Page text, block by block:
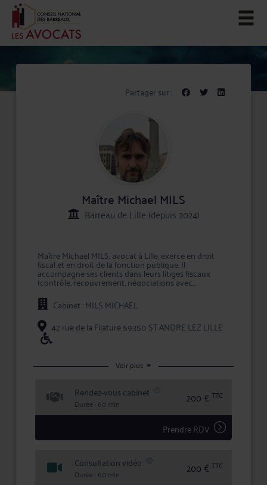
Partager sur :
Maître Michael MILS
Barreau de Lille (depuis 2024)
Maître Michael MILS, avocat à Lille, exerce en droit
fiscal et en droit de la fonction publique. Il
accompagne ses clients dans leurs litiges fiscaux
(contrôle, recouvrement, négociations avec
l'administration) et propose des conseils pour
optimiser leur situation fiscale.
Cabinet : MILS MICHAEL
42 rue de la Filature 59350 ST ANDRE LEZ LILLE
Voir plus
Rendez-vous cabinet
Durée : 60 min 200 € TTC
Prendre RDV
Consultation vidéo
Durée : 60 min 200 € TTC